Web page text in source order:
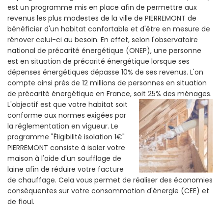
est un programme mis en place afin de permettre aux
revenus les plus modestes de la ville de PIERREMONT de
bénéficier d'un habitat confortable et d'être en mesure de
rénover celui-ci au besoin. En effet, selon l'observatoire
national de précarité énergétique (ONEP), une personne
est en situation de précarité énergétique lorsque ses
dépenses énergétiques dépasse 10% de ses revenus. L'on
compte ainsi près de 12 millions de personnes en situation
de précarité énergétique en France, soit 25% des ménages.
L'objectif est que votre habitat soit
conforme aux normes exigées par
la réglementation en vigueur. Le
programme "Éligibilité isolation 1€"
PIERREMONT consiste à isoler votre
maison à l'aide d'un soufflage de
laine afin de réduire votre facture
de chauffage. Cela vous permet de réaliser des économies
conséquentes sur votre consommation d'énergie (CEE) et
de fioul.